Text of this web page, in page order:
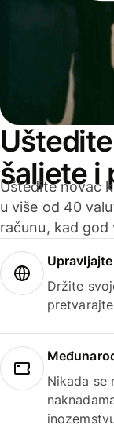
šaljete i
Uštedite novac
u više od 40
računu, kad god
Držite
Nikada se